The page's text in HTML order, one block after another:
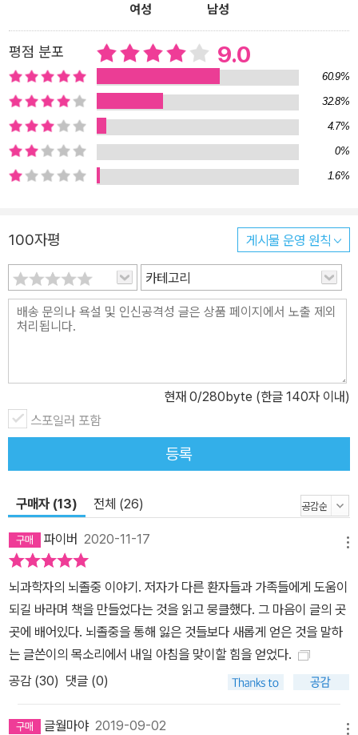
여성
남성
평점 분포 9.0
60.9%
32.8%
4.7%
0%
1.6%
100자평 게시물 운영 원칙
카테고리
현재 0/280byte (한글 140자 이내)
스포일러 포함
등록
구매자 (13) 전체 (26)
파이버 2020-11-17
뇌과학자의 뇌졸중 이야기. 저자가 다른 환자들과 가족들에게 도움이
되길 바라며 책을 만들었다는 것을 읽고 뭉클했다. 그 마음이 글의 곳
곳에 배어있다. 뇌졸중을 통해 잃은 것들보다 새롭게 얻은 것을 말하
는 글쓴이의 목소리에서 내일 아침을 맞이할 힘을 얻었다.
공감 (30) 댓글 (0)
글월마야2019-09-02